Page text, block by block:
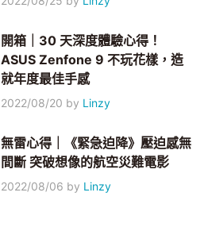
開箱｜30 天深度體驗心得！
ASUS Zenfone 9 不玩花樣，造
就年度最佳手感
2022/08/20 by Linzy
無雷心得｜《緊急迫降》壓迫感無
間斷 突破想像的航空災難電影
2022/08/06 by Linzy